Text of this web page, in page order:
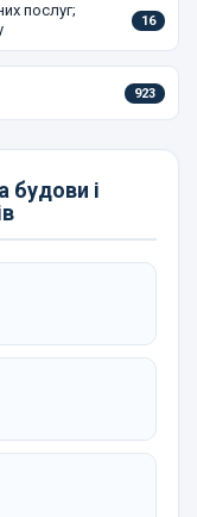
послуг;
16
923
будови і